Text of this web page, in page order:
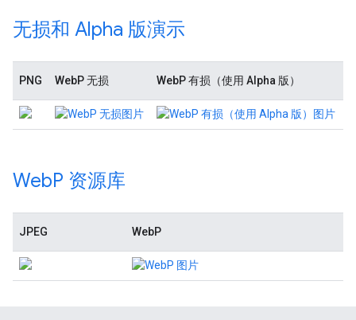
无损和 Alpha 版演示
PNG WebP 无损 WebP 有损（使用 Alpha 版）
WebP 资源库
JPEG WebP